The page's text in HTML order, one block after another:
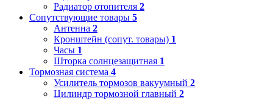
Радиатор отопителя 2
Сопутствующие товары 5
Антенна 2
Кронштейн (сопут. товары) 1
Часы 1
Шторка солнцезащитная 1
Тормозная система 4
Усилитель тормозов вакуумный 2
Цилиндр тормозной главный 2